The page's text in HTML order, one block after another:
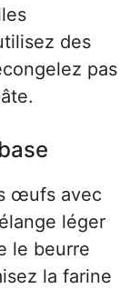
des
pas
œufs avec
léger
le beurre
la farine